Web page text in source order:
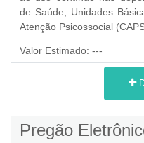
de Saúde, Unidades
Atenção Psicossocial
Valor Estimado: ---
Pregão